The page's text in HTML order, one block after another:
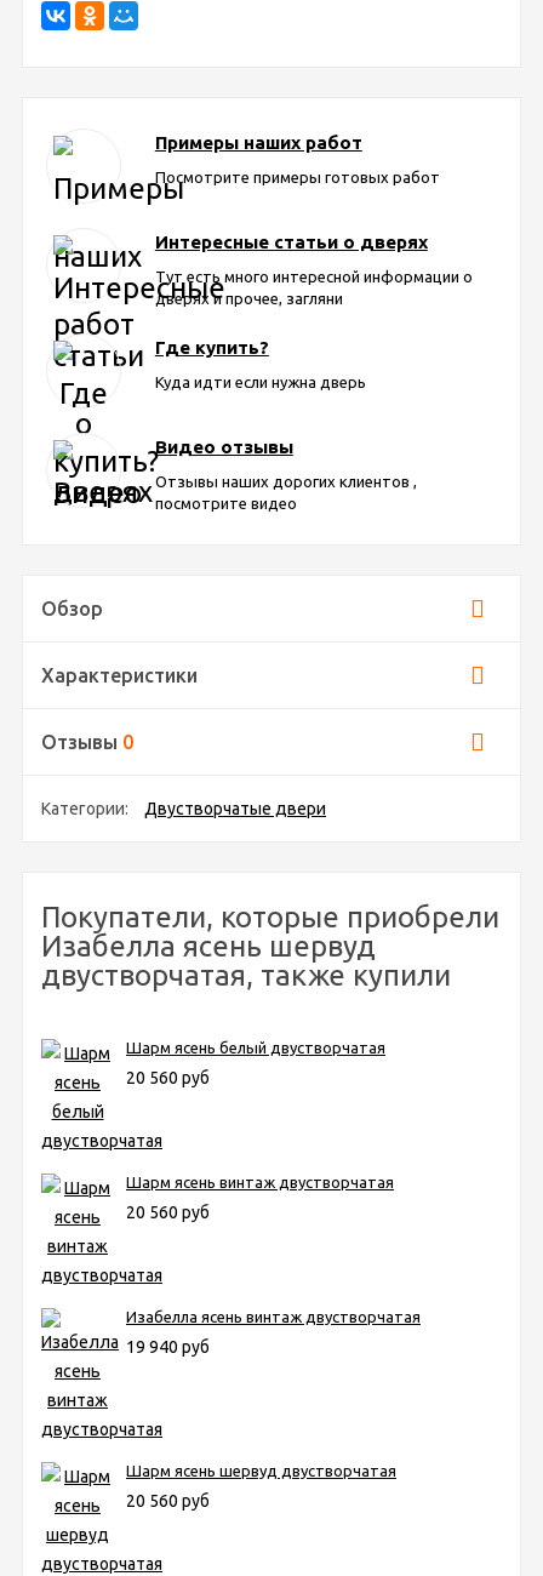
Примеры наших работ
Посмотрите примеры готовых работ
Интересные статьи о дверях
Тут есть много интересной информации о
дверях и прочее, загляни
Где купить?
Куда идти если нужна дверь
Видео отзывы
Отзывы наших дорогих клиентов ,
посмотрите видео
Обзор
Характеристики
Отзывы 0
Категории: Двустворчатые двери
Покупатели, которые приобрели
Изабелла ясень шервуд
двустворчатая, также купили
Шарм ясень белый двустворчатая
20 560 руб
Шарм ясень винтаж двустворчатая
20 560 руб
Изабелла ясень винтаж двустворчатая
19 940 руб
Шарм ясень шервуд двустворчатая
20 560 руб